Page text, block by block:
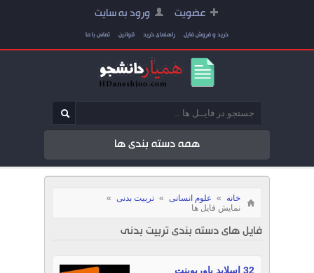
عضویت ورود به سایت
خرید و فروش فایل راهنمای خرید قوانین تماس با ما
همه دسته بندی ها
خانه » علوم انسانی » تربیت بدنی »
نمایش فایل ها
فایل های دسته بندی تربیت بدنی
32 اسلاید پاورپوینت